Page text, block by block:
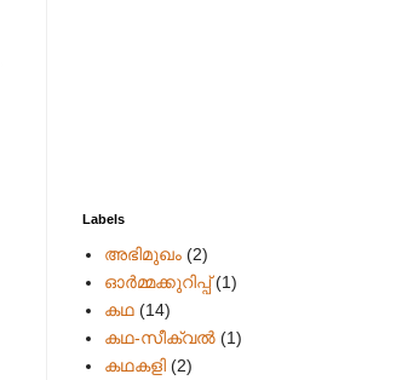
Labels
അഭിമുഖം (2)
ഓർമ്മക്കുറിപ്പ് (1)
കഥ (14)
കഥ-സീക്വല്‍ (1)
കഥകളി (2)